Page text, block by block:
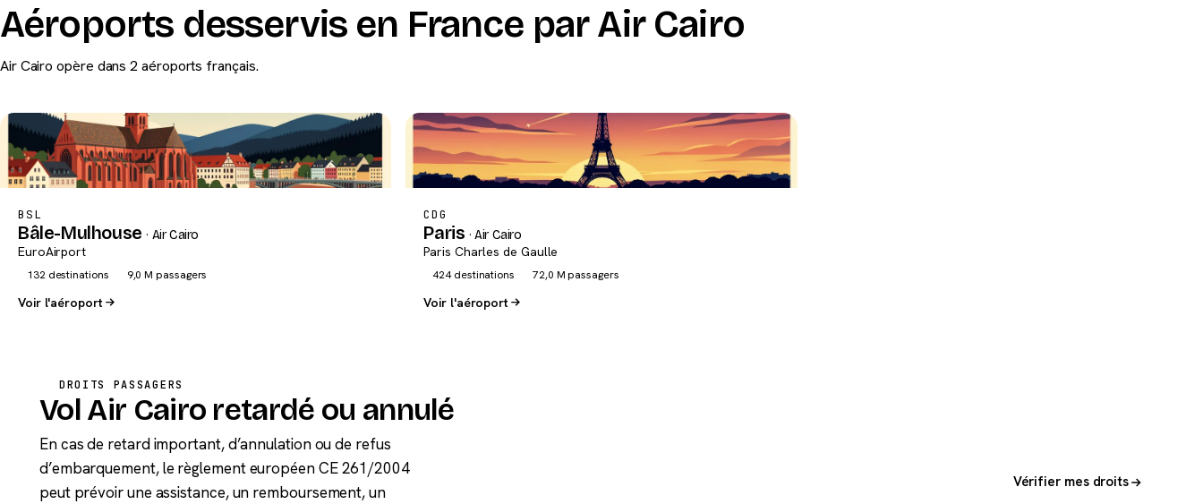
Aéroports desservis en France par Air Cairo
Air Cairo opère dans 2 aéroports français.
BSL
Bâle-Mulhouse· Air Cairo
EuroAirport
132 destinations 9,0 M passagers
Voir l'aéroport
CDG
Paris · Air Cairo
Paris Charles de Gaulle
424 destinations 72,0 M passagers
Voir l'aéroport
DROITS PASSAGERS
Vol Air Cairo retardé ou annulé
En cas de retard important, d’annulation ou de refus
d’embarquement, le règlement européen CE 261/2004
peut prévoir une assistance, un remboursement, un
Vérifier mes droits